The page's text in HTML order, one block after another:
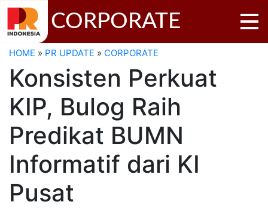
CORPORATE
HOME » PR UPDATE » CORPORATE
Konsisten Perkuat
KIP, Bulog Raih
Predikat BUMN
Informatif dari KI
Pusat